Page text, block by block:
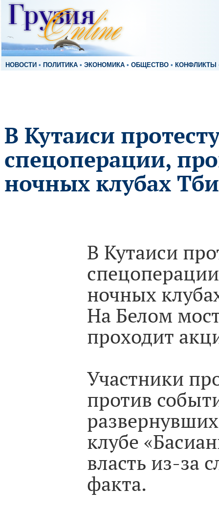
НОВОСТИ • ПОЛИТИКА • ЭКОНОМИКА • ОБЩЕСТВО • КОНФЛИКТЫ
В Кутаиси
спецоперации,
ночных клубах
В Кутаиси
ночных
На Белом
проходит
Участники
против
клубе
власть из-за
факта.